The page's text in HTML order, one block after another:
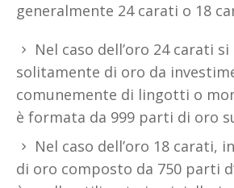
generalmente 24 carati o 18
Nel caso dell’oro 24 carati
solitamente di oro da
comunemente di lingotti o
è formata da 999 parti di oro
Nel caso dell’oro 18 carati,
di oro composto da 750 parti